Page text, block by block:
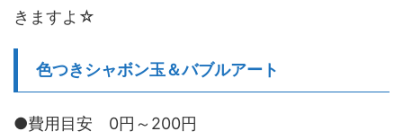
きますよ☆
色つきシャボン玉＆バブルアート
●費用目安 0円～200円